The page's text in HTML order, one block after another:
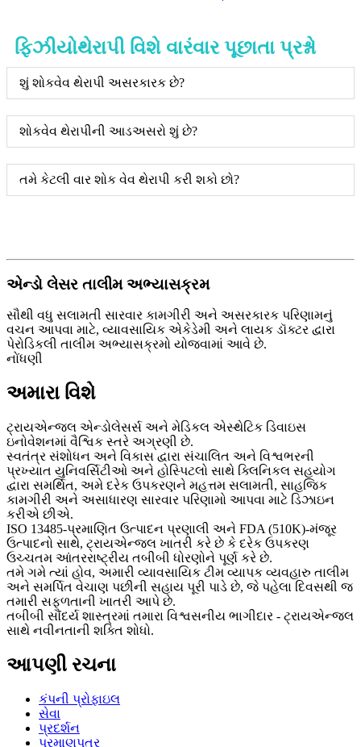
ફિઝીયોથેરાપી વિશે વારંવાર પૂછાતા પ્રશ્નો
શું શોકવેવ થેરાપી અસરકારક છે?
શોકવેવ થેરાપીની આડઅસરો શું છે?
તમે કેટલી વાર શોક વેવ થેરાપી કરી શકો છો?
એન્ડો લેસર તાલીમ અભ્યાસક્રમ
સૌથી વધુ સલામતી સારવાર કામગીરી અને અસરકારક પરિણામનું
વચન આપવા માટે, વ્યાવસાયિક એકેડેમી અને લાયક ડૉક્ટર દ્વારા
પેરોડિકલી તાલીમ અભ્યાસક્રમો યોજવામાં આવે છે.
નોંધણી
અમારા વિશે
ટ્રાયએન્જલ એન્ડોલેસર્સ અને મેડિકલ એસ્થેટિક ડિવાઇસ
ઇનોવેશનમાં વૈશ્વિક સ્તરે અગ્રણી છે.
સ્વતંત્ર સંશોધન અને વિકાસ દ્વારા સંચાલિત અને વિશ્વભરની
પ્રખ્યાત યુનિવર્સિટીઓ અને હોસ્પિટલો સાથે ક્લિનિકલ સહયોગ
દ્વારા સમર્થિત, અમે દરેક ઉપકરણને મહત્તમ સલામતી, સાહજિક
કામગીરી અને અસાધારણ સારવાર પરિણામો આપવા માટે ડિઝાઇન
કરીએ છીએ.
ISO 13485-પ્રમાણિત ઉત્પાદન પ્રણાલી અને FDA (510K)-મંજૂર
ઉત્પાદનો સાથે, ટ્રાયએન્જલ ખાતરી કરે છે કે દરેક ઉપકરણ
ઉચ્ચતમ આંતરરાષ્ટ્રીય તબીબી ધોરણોને પૂર્ણ કરે છે.
તમે ગમે ત્યાં હોવ, અમારી વ્યાવસાયિક ટીમ વ્યાપક વ્યવહારુ તાલીમ
અને સમર્પિત વેચાણ પછીની સહાય પૂરી પાડે છે, જે પહેલા દિવસથી જ
તમારી સફળતાની ખાતરી આપે છે.
તબીબી સૌંદર્ય શાસ્ત્રમાં તમારા વિશ્વસનીય ભાગીદાર - ટ્રાયએન્જલ
સાથે નવીનતાની શક્તિ શોધો.
આપણી રચના
કંપની પ્રોફાઇલ
સેવા
પ્રદર્શન
પ્રમાણપત્ર